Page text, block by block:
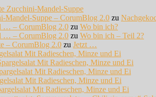
Zucchini-Mandel-Suppe
Mandel-Suppe – CorumBlog 2.0 zu
… – CorumBlog 2.0 zu Wo bin ich?
… – CorumBlog 2.0 zu Wo bin ich – Teil 2?
– CorumBlog 2.0 zu Jetzt …
Mit Radieschen, Minze und Ei
Mit Radieschen, Minze und Ei
Mit Radieschen, Minze und Ei
Mit Radieschen, Minze und Ei
Mit Radieschen, Minze und Ei